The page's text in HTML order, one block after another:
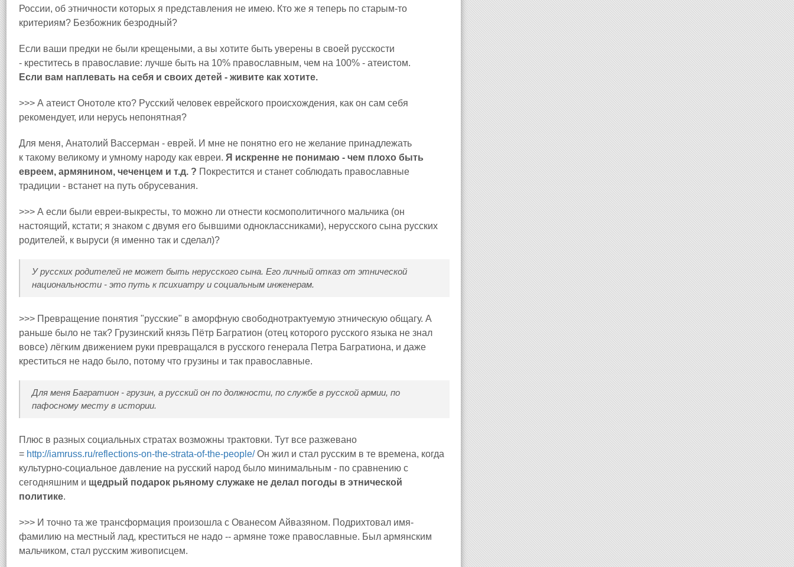
России, об этничности которых я представления не имею. Кто же я теперь по старым-то
критериям? Безбожник безродный?
Если ваши предки не были крещеными, а вы хотите быть уверены в своей русскости
- креститесь в православие: лучше быть на 10% православным, чем на 100% - атеистом.
Если вам наплевать на себя и своих детей - живите как хотите.
>>> А атеист Онотоле кто? Русский человек еврейского происхождения, как он сам себя
рекомендует, или нерусь непонятная?
Для меня, Анатолий Вассерман - еврей. И мне не понятно его не желание принадлежать
к такому великому и умному народу как евреи. Я искренне не понимаю - чем плохо быть
евреем, армянином, чеченцем и т.д. ? Покрестится и станет соблюдать православные
традиции - встанет на путь обрусевания.
>>> А если были евреи-выкресты, то можно ли отнести космополитичного мальчика (он
настоящий, кстати; я знаком с двумя его бывшими одноклассниками), нерусского сына русских
родителей, к выруси (я именно так и сделал)?
У русских родителей не может быть нерусского сына. Его личный отказ от этнической
национальности - это путь к психиатру и социальным инженерам.
>>> Превращение понятия "русские" в аморфную свободнотрактуемую этническую общагу. А
раньше было не так? Грузинский князь Пётр Багратион (отец которого русского языка не знал
вовсе) лёгким движением руки превращался в русского генерала Петра Багратиона, и даже
креститься не надо было, потому что грузины и так православные.
Для меня Багратион - грузин, а русский он по должности, по службе в русской армии, по
пафосному месту в истории.
Плюс в разных социальных стратах возможны трактовки. Тут все разжевано
= http://iamruss.ru/reflections-on-the-strata-of-the-people/Он жил и стал русским в те времена, когда
культурно-социальное давление на русский народ было минимальным - по сравнению с
сегодняшним и щедрый подарок рьяному служаке не делал погоды в этнической
политике.
>>> И точно та же трансформация произошла с Ованесом Айвазяном. Подрихтовал имя-
фамилию на местный лад, креститься не надо -- армяне тоже православные. Был армянским
мальчиком, стал русским живописцем.